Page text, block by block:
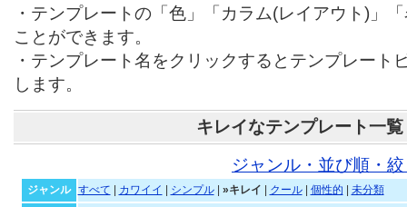
・テンプレートの「色」「カラム(レイアウト)」
ことができます。
・テンプレート名をクリックするとテンプレート
します。
キレイなテンプレート一覧
ジャンル・並び順・
ジャンル すべて カワイイ シンプル| »キレイ クール| 個性的
未分類